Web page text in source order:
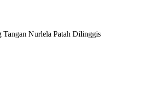
Tangan Nurlela Patah Dilinggis